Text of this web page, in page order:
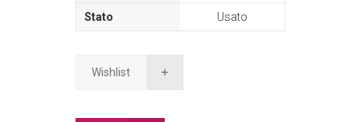
Usato
Wishlist